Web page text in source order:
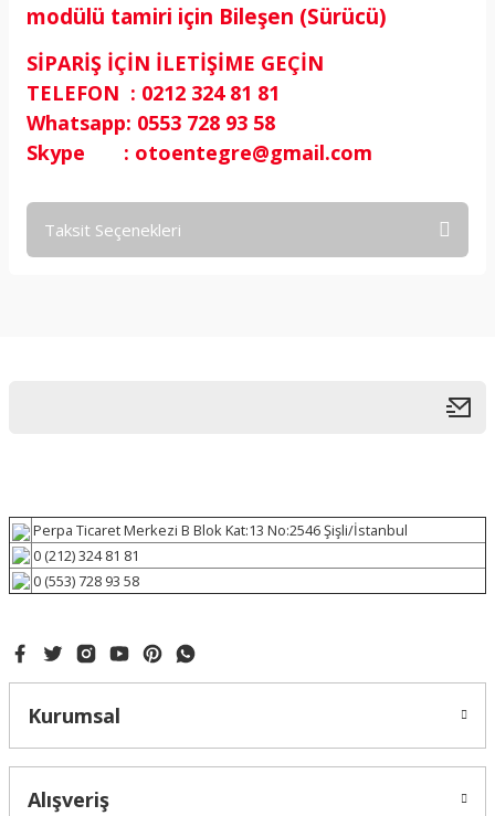
modülü tamiri için Bileşen (Sürücü)
SİPARİŞ İÇİN İLETİŞİME GEÇİN
TELEFON : 0212 324 81 81
Whatsapp: 0553 728 93 58
Skype : otoentegre@gmail.com
Taksit Seçenekleri
Perpa Ticaret Merkezi B Blok Kat:13 No:2546 Şişli/İstanbul
0 (212) 324 81 81
0 (553) 728 93 58
Kurumsal
Alışveriş